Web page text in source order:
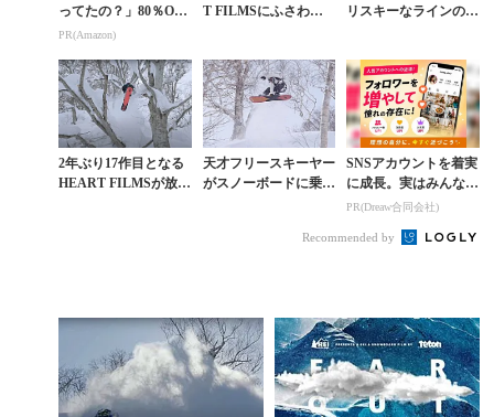
ってたの？」80％OFF
以上が続々登場！Am
PR(Amazon)
T FILMSにふさわし
リスキーなラインのひ
ニ物語
2年ぶり17作目となる
HEART FILMSが放つ
天才フリースキーヤー
がスノーボードに乗り
SNSアカウントを着実
に成長。実はみんなコ
コ使ってます。
PR(Dreaw合同会社)
Recommended by